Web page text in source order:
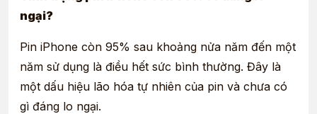
ngại?
Pin iPhone còn 95% sau khoảng nửa năm đến một
năm sử dụng là điều hết sức bình thường. Đây là
một dấu hiệu lão hóa tự nhiên của pin và chưa có
gì đáng lo ngại.